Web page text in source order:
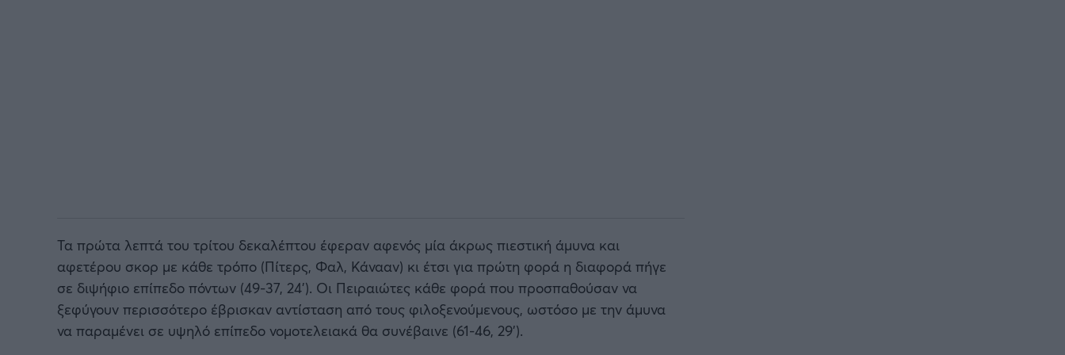
Τα πρώτα λεπτά του τρίτου δεκαλέπτου έφεραν αφενός μία άκρως πιεστική άμυνα και
αφετέρου σκορ με κάθε τρόπο (Πίτερς, Φαλ, Κάνααν) κι έτσι για πρώτη φορά η διαφορά πήγε
σε διψήφιο επίπεδο πόντων (49-37, 24’). Οι Πειραιώτες κάθε φορά που προσπαθούσαν να
ξεφύγουν περισσότερο έβρισκαν αντίσταση από τους φιλοξενούμενους, ωστόσο με την άμυνα
να παραμένει σε υψηλό επίπεδο νομοτελειακά θα συνέβαινε (61-46, 29’).